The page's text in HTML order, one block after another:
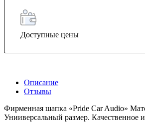
Доступные цены
Описание
Отзывы
Фирменная шапка «Pride Car Audio»
Унииверсальный размер. Качественное